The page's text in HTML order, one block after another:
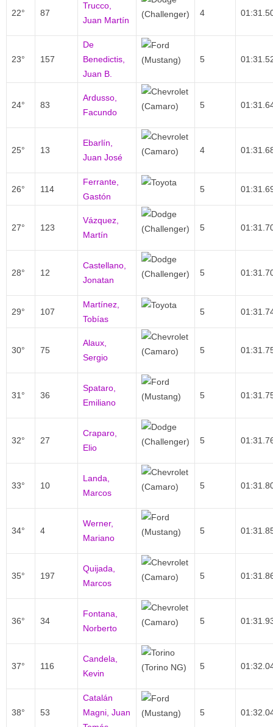
22° 87
Trucco,
Juan Martín
4
23° 157
De
Benedictis,
Juan B.
5
24° 83
Ardusso,
Facundo
5
25° 13
Ebarlín,
Juan José
4
26° 114
Ferrante,
Gastón
5
27° 123
Vázquez,
Martín
5
28° 12
Castellano,
Jonatan
5
29° 107
Martínez,
Tobías
5
30° 75
Alaux,
Sergio
5
31° 36
Spataro,
Emiliano
5
32° 27
Craparo,
Elio
5
33° 10
Landa,
Marcos
5
34° 4
Werner,
Mariano
5
35° 197
Quijada,
Marcos
5
36° 34
Fontana,
Norberto
5
37° 116
Candela,
Kevin
5
38° 53
Catalán
Magni, Juan
5